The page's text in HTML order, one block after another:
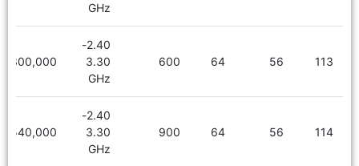
GHz
113
56
64
600
2.40-
3.30
GHz
6,300,000
114
56
64
900
2.40-
3.30
GHz
6,540,000